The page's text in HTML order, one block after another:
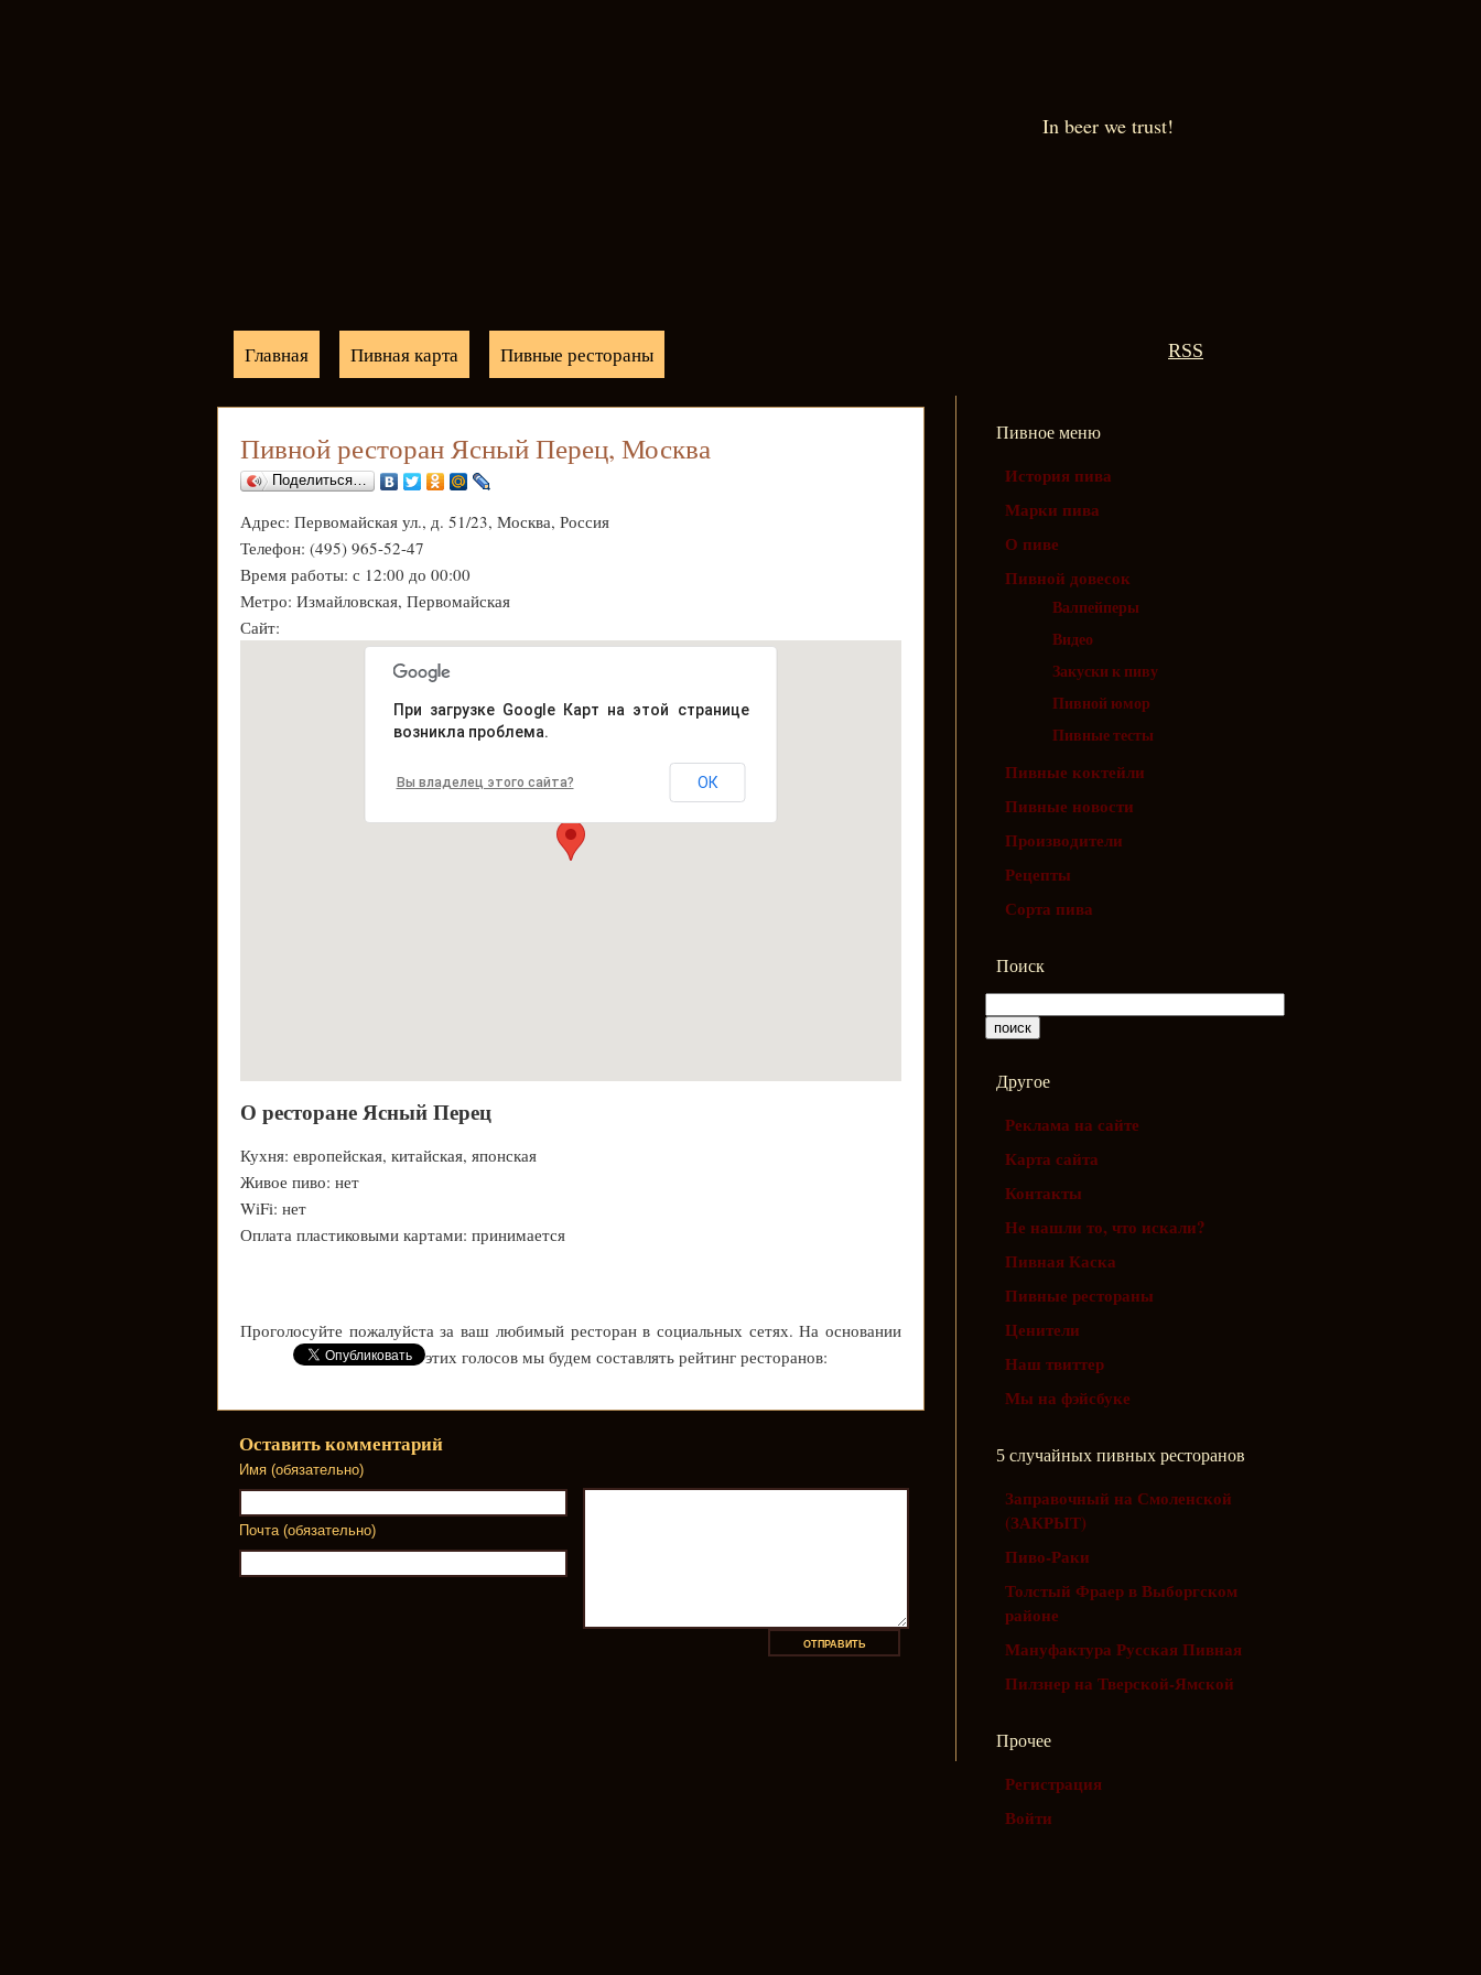
In beer we trust!
RSS
Главная Пивная карта Пивные рестораны
Пивной ресторан Ясный Перец, Москва
Поделиться…
Адрес: Первомайская ул., д. 51/23, Москва, Россия
Телефон: (495) 965-52-47
Время работы: с 12:00 до 00:00
Метро: Измайловская, Первомайская
Сайт:
При загрузке Google Карт на этой странице
возникла проблема.
Вы владелец этого сайта? ОК
О ресторане Ясный Перец
Кухня: европейская, китайская, японская
Живое пиво: нет
WiFi: нет
Оплата пластиковыми картами: принимается
Проголосуйте пожалуйста за ваш любимый ресторан в социальных сетях. На основании
этих голосов мы будем составлять рейтинг ресторанов:
Оставить комментарий
Имя (обязательно)
Почта (обязательно)
Пивное меню
История пива
Марки пива
О пиве
Пивной довесок
Валпейперы
Видео
Закуски к пиву
Пивной юмор
Пивные тесты
Пивные коктейли
Пивные новости
Производители
Рецепты
Сорта пива
Поиск
Другое
Реклама на сайте
Карта сайта
Контакты
Не нашли то, что искали?
Пивная Каска
Пивные рестораны
Ценители
Наш твиттер
Мы на фэйсбуке
5 случайных пивных ресторанов
Заправочный на Смоленской
(ЗАКРЫТ)
Пиво-Раки
Толстый Фраер в Выборгском
районе
Мануфактура Русская Пивная
Пилзнер на Тверской-Ямской
Прочее
Регистрация
Войти